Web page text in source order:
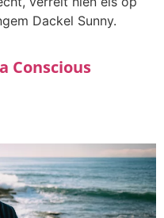
Dackel Sunny.
Conscious